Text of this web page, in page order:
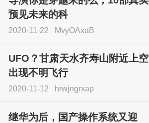
预见未来的科
2020-11-22 MvyOAxaB
UFO？甘肃天水齐寿山附近上空
出现不明飞行
2020-11-12 hrwjngrxap
继华为后，国产操作系统又迎